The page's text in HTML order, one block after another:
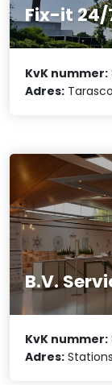
Fix-it 24/
KvK nummer:
Adres:
B.V.
KvK nummer:
Adres: